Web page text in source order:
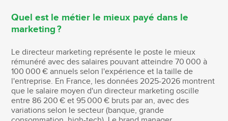
Quel est le métier le mieux payé dans le
marketing ?
Le directeur marketing représente le poste le mieux
rémunéré avec des salaires pouvant atteindre 70 000 à
100 000 € annuels selon l'expérience et la taille de
l'entreprise. En France, les données 2025-2026 montrent
que le salaire moyen d'un directeur marketing oscille
entre 86 200 € et 95 000 € bruts par an, avec des
variations selon le secteur (banque, grande